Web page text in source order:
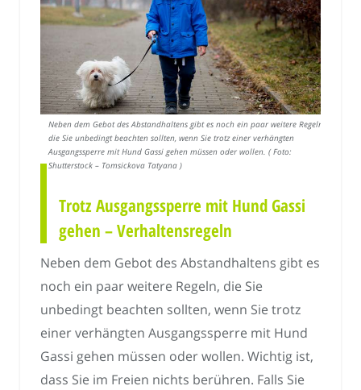
Neben dem Gebot des Abstandhaltens gibt es noch ein paar weitere Regeln,
die Sie unbedingt beachten sollten, wenn Sie trotz einer verhängten
Ausgangssperre mit Hund Gassi gehen müssen oder wollen. ( Foto:
Shutterstock – Tomsickova Tatyana )
Trotz Ausgangssperre mit Hund Gassi
gehen – Verhaltensregeln
Neben dem Gebot des Abstandhaltens gibt es
noch ein paar weitere Regeln, die Sie
unbedingt beachten sollten, wenn Sie trotz
einer verhängten Ausgangssperre mit Hund
Gassi gehen müssen oder wollen. Wichtig ist,
dass Sie im Freien nichts berühren. Falls Sie